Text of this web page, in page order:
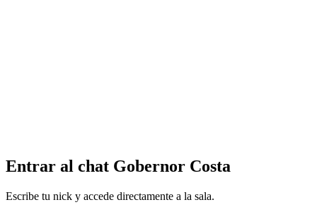
Entrar al chat Gobernor Costa
Escribe tu nick y accede directamente a la sala.